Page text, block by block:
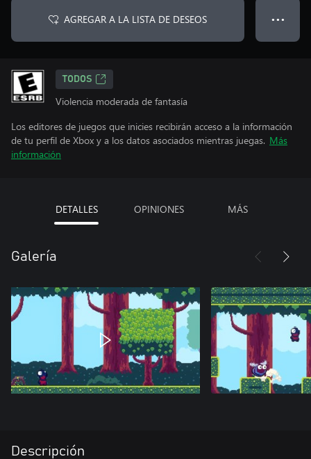
AGREGAR A LA LISTA DE DESEOS ● ● ●
TODOS
Violencia moderada de fantasía
Los editores de juegos que inicies recibirán acceso a la información
de tu perfil de Xbox y a los datos asociados mientras juegas. Más
información
DETALLES OPINIONES MÁS
Galería
Descripción